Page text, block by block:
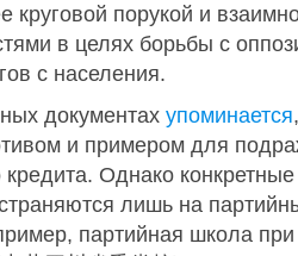
круговой порукой и
в целях борьбы с
с населения.
документах упоминается
и примером для
кредита. Однако
лишь на
партийная школа